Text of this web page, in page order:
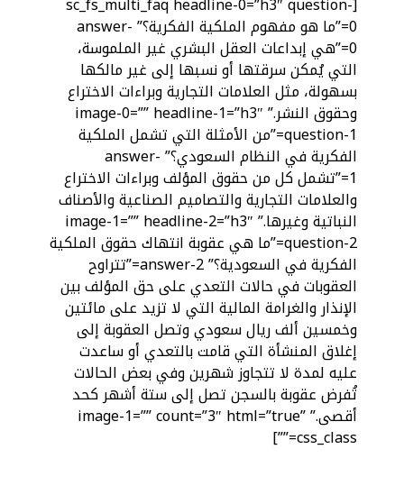
0=”ما هو مفهوم الملكية الفكرية؟” answer-
0=”هي إبداعات العقل البشري غير الملموسة،
التي يُمكن سرقتها أو نسبها إلى غير مالكها
بسهولة، مثل العلامات التجارية وبراءات الاختراع
وحقوق النشر.” image-0=”” headline-1=”h3″
question-1=”من الأمثلة التي تشمل الملكية
الفكرية في النظام السعودي؟” answer-
1=”تشمل كل من حقوق المؤلف وبراءات الاختراع
والعلامات التجارية والتصاميم الصناعية والأصناف
النباتية وغيرها.” image-1=”” headline-2=”h3″
question-2=”ما هي عقوبة انتهاك حقوق الملكية
الفكرية في السعودية؟” answer-2=”تتراوح
العقوبات في حالات التعدي على حق المؤلف بين
الإنذار والغرامة المالية التي لا تزيد على مائتين
وخمسين ألف ريال سعودي وتصل العقوبة إلى
إغلاق المنشأة التي قامت بالتعدي أو ساعدت
عليه لمدة لا تتجاوز شهرين وفي بعض الحالات
تُفرض عقوبة بالسجن تصل إلى ستة أشهر كحد
أقصى.” image-1=”” count=”3″ html=”true”
css_class=””]